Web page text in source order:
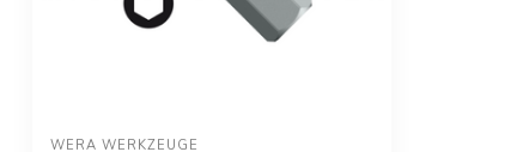
WERA WERKZEUGE